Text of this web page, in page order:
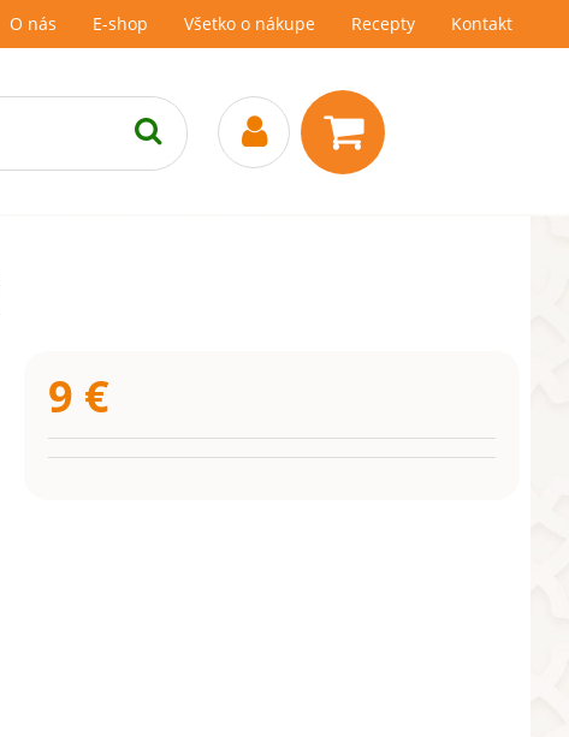
O nás E-shop Všetko o nákupe Recepty Kontakt
9 €